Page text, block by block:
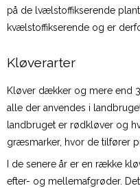
på de lvælstoffikserende
kvælstoffikserende og er
Kløverarter
Kløver dækker og mere end
alle der anvendes i
landbruget er rødkløver og
græsmarker, hvor de tilfører
I de senere år er en række
efter- og mellemafgrøder.